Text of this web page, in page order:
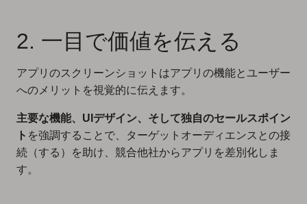
2. 一目で価値を伝える
アプリのスクリーンショットはアプリの機能とユーザー
へのメリットを視覚的に伝えます。
主要な機能、UIデザイン、そして独自のセールスポイン
ト を強調することで、ターゲットオーディエンスとの接
続（する）を助け、競合他社からアプリを差別化しま
す。